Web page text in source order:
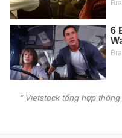
* Vietstock tổng hợp
TRÁI
PHIẾU
CỤ